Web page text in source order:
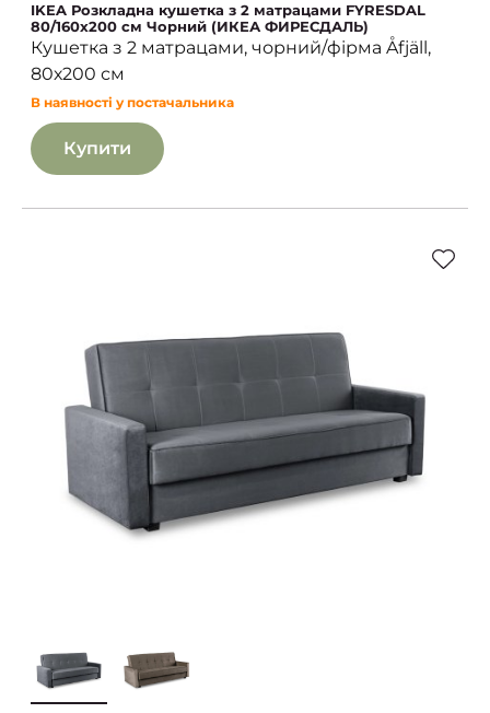
IKEA Розкладна кушетка з 2 матрацами FYRESDAL
80/160x200 см Чорний (ИКЕА ФИРЕСДАЛЬ)
Кушетка з 2 матрацами, чорний/фірма Åfjäll,
80х200 см
В наявності у постачальника
Купити